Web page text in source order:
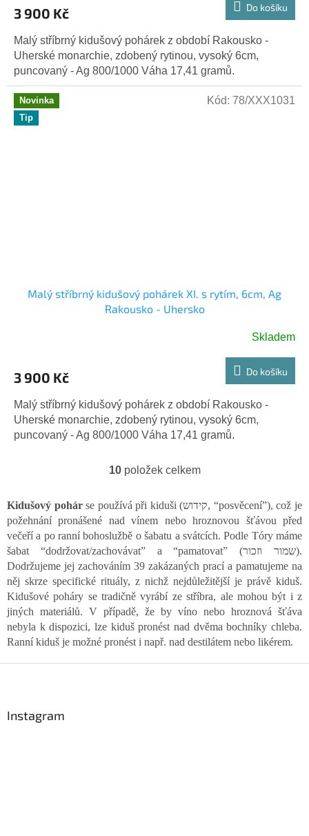
3 900 Kč Do košíku
Malý stříbrný kidušový pohárek z období Rakousko -
Uherské monarchie, zdobený rytinou, vysoký 6cm,
puncovaný - Ag 800/1000 Váha 17,41 gramů.
Novinka
Tip
Malý stříbrný kidušový pohárek XI. s rytím, 6cm, Ag
Rakousko - Uhersko
Skladem
3 900 Kč Do košíku
Malý stříbrný kidušový pohárek z období Rakousko -
Uherské monarchie, zdobený rytinou, vysoký 6cm,
puncovaný - Ag 800/1000 Váha 17,41 gramů.
Kód: 78/XXX1031
O
l
d
a
c
í
p
r
v
k
y
v
10položek celkem
Kidušový pohárse používá při kiduši (קידוש‎, “posvěcení”), což je
požehnání pronášené nad vínem nebo hroznovou šťávou před
večeří a po ranní bohoslužbě o šabatu a svátcích. Podle Tóry máme
šabat “dodržovat/zachovávat” a “pamatovat” (שמור וזכור).
Dodržujeme jej zachováním 39 zakázaných prací a pamatujeme na
něj skrze specifické rituály, z nichž nejdůležitější je právě kiduš.
Kidušové poháry se tradičně vyrábí ze stříbra, ale mohou být i z
jiných materiálů. V případě, že by víno nebo hroznová šťáva
nebyla k dispozici, lze kiduš pronést nad dvěma bochníky chleba.
Ranní kiduš je možné pronést i např. nad destilátem nebo likérem.
Instagram